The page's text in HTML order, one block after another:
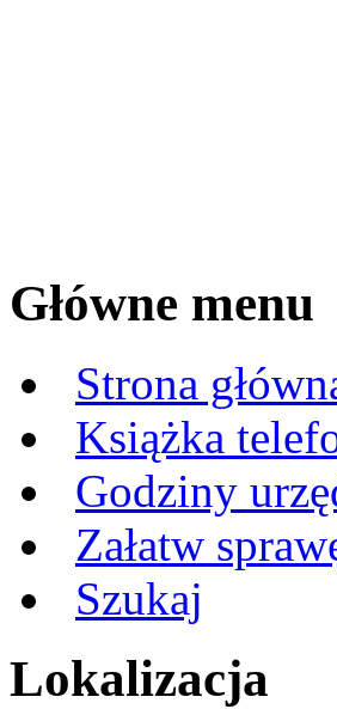
Główne menu
Strona
Książka
Godziny
Załatw
Szukaj
Lokalizacja